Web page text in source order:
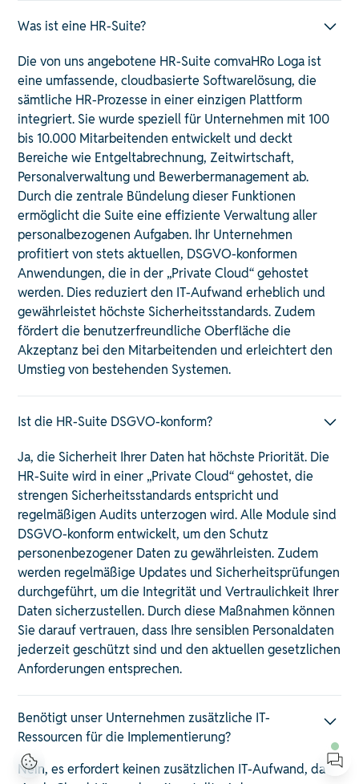
Was ist eine HR-Suite?
Die von uns angebotene HR-Suite comvaHRo Loga ist
eine umfassende, cloudbasierte Softwarelösung, die
sämtliche HR-Prozesse in einer einzigen Plattform
integriert. Sie wurde speziell für Unternehmen mit 100
bis 10.000 Mitarbeitenden entwickelt und deckt
Bereiche wie Entgeltabrechnung, Zeitwirtschaft,
Personalverwaltung und Bewerbermanagement ab.
Durch die zentrale Bündelung dieser Funktionen
ermöglicht die Suite eine effiziente Verwaltung aller
personalbezogenen Aufgaben. Ihr Unternehmen
profitiert von stets aktuellen, DSGVO-konformen
Anwendungen, die in der „Private Cloud“ gehostet
werden. Dies reduziert den IT-Aufwand erheblich und
gewährleistet höchste Sicherheitsstandards. Zudem
fördert die benutzerfreundliche Oberfläche die
Akzeptanz bei den Mitarbeitenden und erleichtert den
Umstieg von bestehenden Systemen.
Ist die HR-Suite DSGVO-konform?
Ja, die Sicherheit Ihrer Daten hat höchste Priorität. Die
HR-Suite wird in einer „Private Cloud“ gehostet, die
strengen Sicherheitsstandards entspricht und
regelmäßigen Audits unterzogen wird. Alle Module sind
DSGVO-konform entwickelt, um den Schutz
personenbezogener Daten zu gewährleisten. Zudem
werden regelmäßige Updates und Sicherheitsprüfungen
durchgeführt, um die Integrität und Vertraulichkeit Ihrer
Daten sicherzustellen. Durch diese Maßnahmen können
Sie darauf vertrauen, dass Ihre sensiblen Personaldaten
jederzeit geschützt sind und den aktuellen gesetzlichen
Anforderungen entsprechen. ​
Benötigt unser Unternehmen zusätzliche IT-
Ressourcen für die Implementierung?
Nein, es erfordert keinen zusätzlichen IT-Aufwand, da